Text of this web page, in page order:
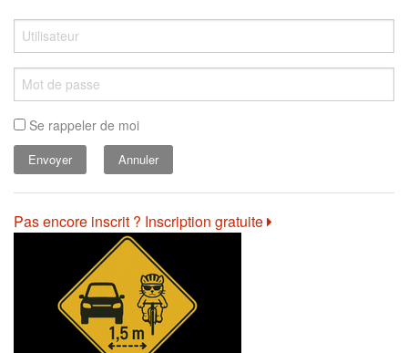
Se rappeler de moi
Annuler
Pas encore inscrit ? Inscription gratuite